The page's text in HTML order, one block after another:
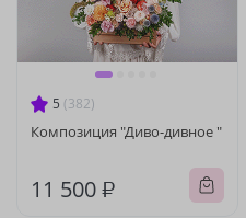
5 (382)
Композиция "Диво-дивное "
11 500 ₽